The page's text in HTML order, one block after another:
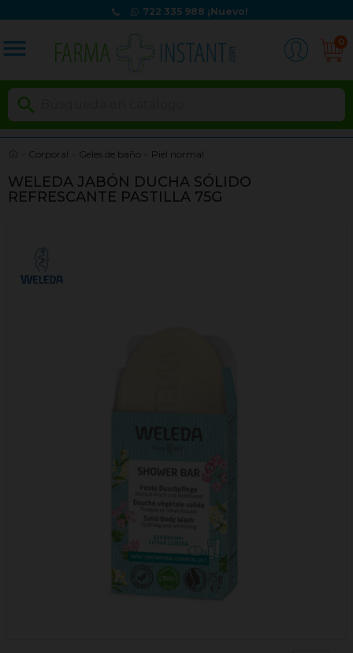
722 335 988 ¡Nuevo!
menu 0

Corporal Geles de baño Piel normal
WELEDA JABÓN DUCHA SÓLIDO
REFRESCANTE PASTILLA 75G